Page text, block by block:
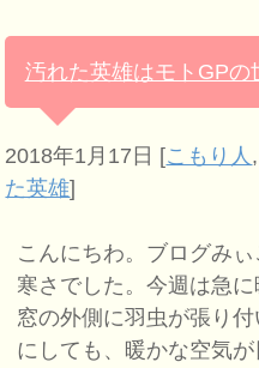
汚れた英雄はモトGPの
2018年1月17日 [こもり人 ,
た英雄]
こんにちわ。ブログみ
寒さでした。今週は急
窓の外側に羽虫が張り
にしても、暖かな空気が